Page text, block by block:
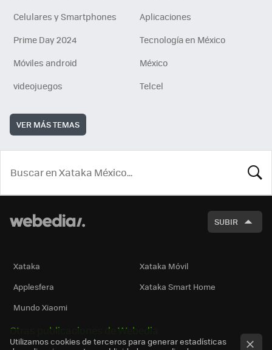
Celulares y Smartphones
Aplicaciones
Prime Day 2024
Tecnología en México
Móviles android
México
videojuegos
Telcel
VER MÁS TEMAS
SUBIR
Xataka
Xataka Móvil
Applesfera
Xataka Smart Home
Mundo Xiaomi
Otras publicaciones de Webedia
Utilizamos cookies de terceros para generar estadísticas